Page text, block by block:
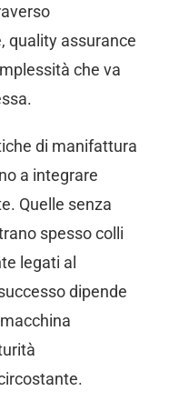
quality assurance
che va
di manifattura
a integrare
Quelle senza
spesso colli
legati al
dipende